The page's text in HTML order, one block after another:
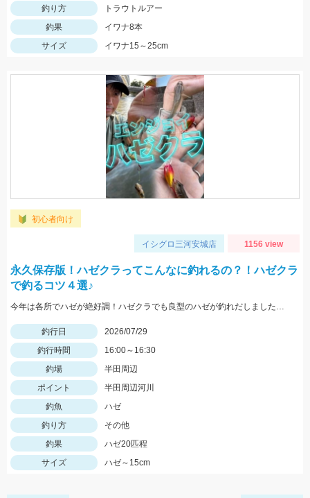
釣り方
トラウトルアー
釣果
イワナ8本
サイズ
イワナ15～25cm
初心者向け
イシグロ三河安城店 1156 view
永久保存版！ハゼクラってこんなに釣れるの？！ハゼクラ
で釣るコツ４選♪
今年は各所でハゼが絶好調！ハゼクラでも良型のハゼが釣れだしました！今回はシンキングタイプのクランクを使用しました♪
釣行日
2026/07/29
釣行時間
16:00～16:30
釣場
半田周辺
ポイント
半田周辺河川
釣魚
ハゼ
釣り方
その他
釣果
ハゼ20匹程
サイズ
ハゼ～15cm